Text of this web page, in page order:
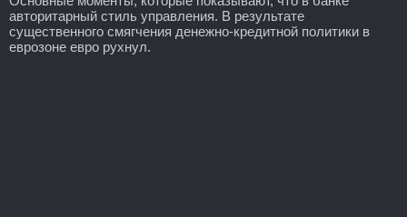
авторитарный стиль управления. В результате
существенного смягчения денежно-кредитной политики в
еврозоне евро рухнул.